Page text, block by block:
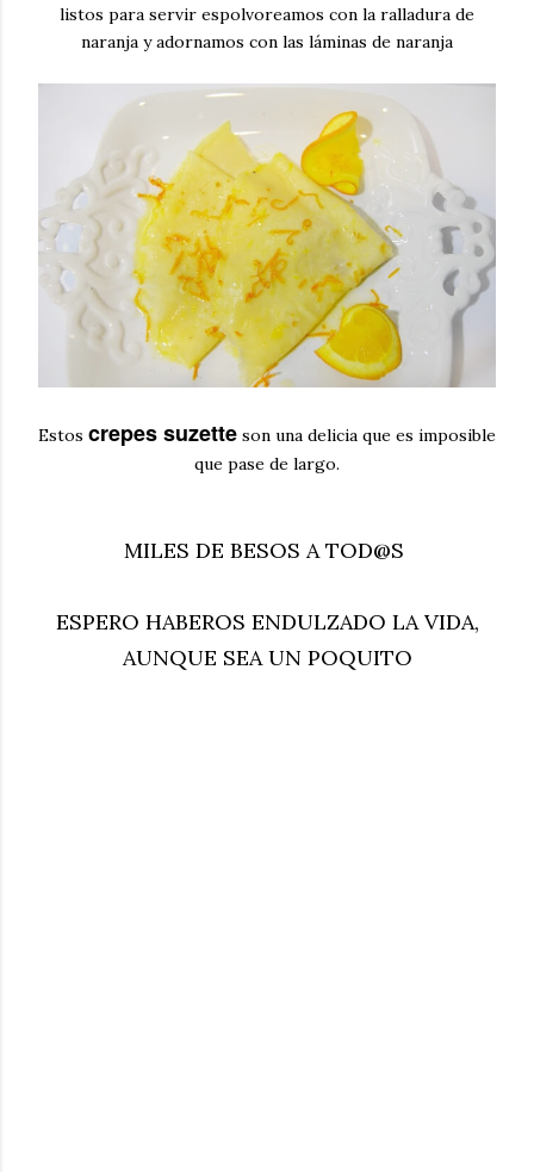
listos para servir espolvoreamos con la ralladura de
naranja y adornamos con las láminas de naranja
Estos crepes suzette son una delicia que es imposible
que pase de largo.
MILES DE BESOS A TOD@S
ESPERO HABEROS ENDULZADO LA VIDA,
AUNQUE SEA UN POQUITO